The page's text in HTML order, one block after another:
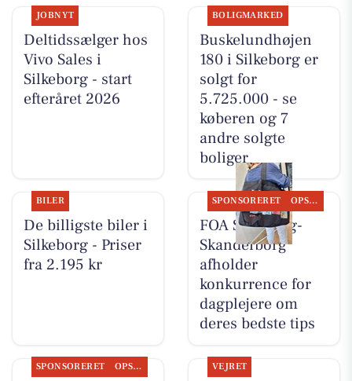
JOBNYT
Deltidssælger hos
Vivo Sales i
Silkeborg - start
efteråret 2026
BOLIGMARKED
Buskelundhøjen
180 i Silkeborg er
solgt for
5.725.000 - se
køberen og 7
andre solgte
boliger
BILER
De billigste biler i
Silkeborg - Priser
fra 2.195 kr
SPONSORERET OPSLAGSTAVLEN
FOA Silkeborg-
Skanderborg
afholder
konkurrence for
dagplejere om
deres bedste tips
SPONSORERET OPSLAGSTAVLEN VEJRET